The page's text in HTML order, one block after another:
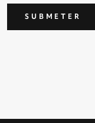
SUBMETER